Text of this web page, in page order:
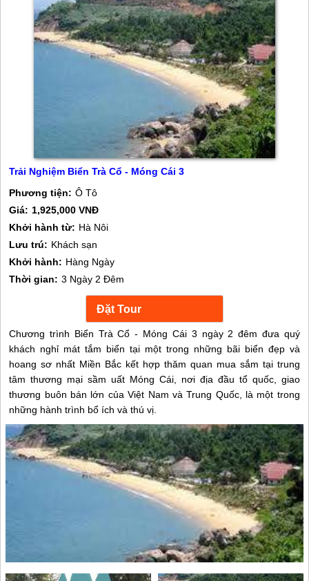
Trải Nghiệm Biển Trà Cổ - Móng Cái 3
Phương tiện: Ô Tô
Giá: 1,925,000 VNĐ
Khởi hành từ: Hà Nôi
Lưu trú: Khách sạn
Khởi hành: Hàng Ngày
Thời gian: 3 Ngày 2 Đêm
Chương trình Biển Trà Cổ - Móng Cái 3 ngày 2 đêm đưa quý
khách nghỉ mát tắm biển tại một trong những bãi biển đẹp và
hoang sơ nhất Miền Bắc kết hợp thăm quan mua sắm tại trung
tâm thương mại sầm uất Móng Cái, nơi địa đầu tổ quốc, giao
thương buôn bán lớn của Việt Nam và Trung Quốc, là một trong
những hành trình bổ ích và thú vị.